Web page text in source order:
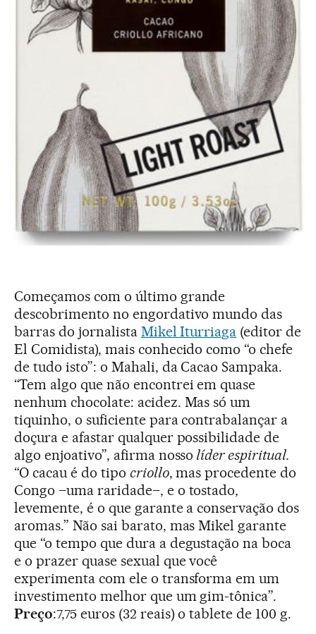
Começamos com o último grande
descobrimento no engordativo mundo das
barras do jornalista Mikel Iturriaga (editor de
El Comidista), mais conhecido como “o chefe
de tudo isto”: o Mahali, da Cacao Sampaka.
“Tem algo que não encontrei em quase
nenhum chocolate: acidez. Mas só um
tiquinho, o suficiente para contrabalançar a
doçura e afastar qualquer possibilidade de
algo enjoativo”, afirma nosso líder espiritual.
“O cacau é do tipo criollo, mas procedente do
Congo –uma raridade–, e o tostado,
levemente, é o que garante a conservação dos
aromas.” Não sai barato, mas Mikel garante
que “o tempo que dura a degustação na boca
e o prazer quase sexual que você
experimenta com ele o transforma em um
investimento melhor que um gim-tônica”.
Preço:7,75 euros (32 reais) o tablete de 100 g.